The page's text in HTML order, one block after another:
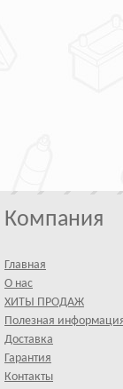
Компания
Главная
О нас
ХИТЫ ПРОДАЖ
Полезная
Доставка
Гарантия
Контакты